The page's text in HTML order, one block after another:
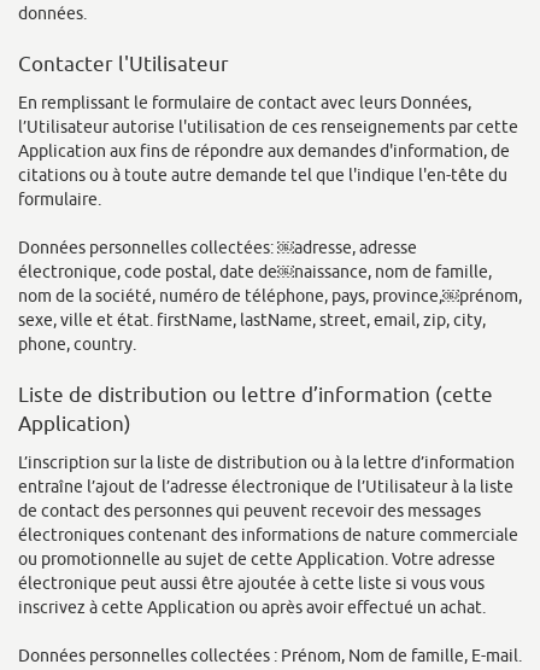
données.
Contacter l'Utilisateur
En remplissant le formulaire de contact avec leurs Données,
l’Utilisateur autorise l'utilisation de ces renseignements par cette
Application aux fins de répondre aux demandes d'information, de
citations ou à toute autre demande tel que l'indique l'en-tête du
formulaire.
Données personnelles collectées: ￼adresse, adresse
électronique, code postal, date de￼naissance, nom de famille,
nom de la société, numéro de téléphone, pays, province,￼prénom,
sexe, ville et état. firstName, lastName, street, email, zip, city,
phone, country.
Liste de distribution ou lettre d’information (cette
Application)
L’inscription sur la liste de distribution ou à la lettre d’information
entraîne l’ajout de l’adresse électronique de l’Utilisateur à la liste
de contact des personnes qui peuvent recevoir des messages
électroniques contenant des informations de nature commerciale
ou promotionnelle au sujet de cette Application. Votre adresse
électronique peut aussi être ajoutée à cette liste si vous vous
inscrivez à cette Application ou après avoir effectué un achat.
Données personnelles collectées : Prénom, Nom de famille, E-mail.